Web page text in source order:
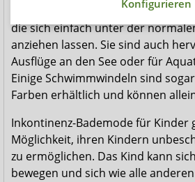
zusätzliche Sicherheit sorgen
die sich einfach unter der
anziehen lassen. Sie sind auch
Ausflüge an den See oder für
Einige Schwimmwindeln sind
Farben erhältlich und können
Inkontinenz-Bademode für Kinder
Möglichkeit, ihren Kindern
zu ermöglichen. Das Kind kann
bewegen und sich wie alle
Konfigurieren